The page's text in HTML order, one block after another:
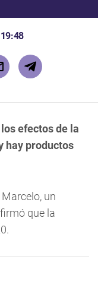
efectos de la
hay productos
un
que la